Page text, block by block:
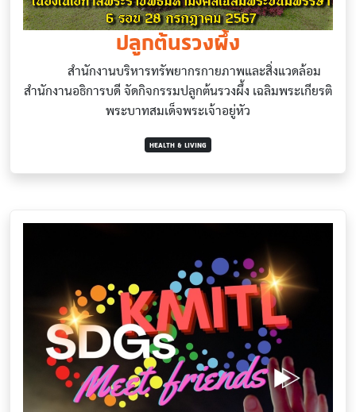
ปลูกต้นรวงผึ้ง
สำนักงานบริหารทรัพยากรกายภาพและสิ่งแวดล้อม
สำนักงานอธิการบดี จัดกิจกรรมปลูกต้นรวงผึ้ง เฉลิมพระเกียรติ
พระบาทสมเด็จพระเจ้าอยู่หัว
HEALTH & LIVING